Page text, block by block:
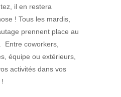
il en restera
! Tous les mardis,
prennent place au
Entre coworkers,
équipe ou extérieurs,
activités dans vos